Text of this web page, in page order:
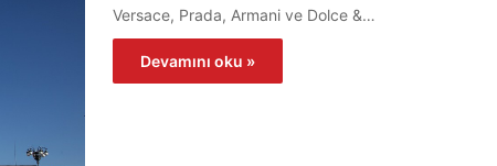
Versace, Prada, Armani ve Dolce &…
Devamını oku »